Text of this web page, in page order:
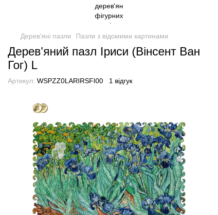
Дерев'яні пазли Пазли з відомими картинами
Дерев'яний пазл Іриси (Вінсент Ван
Гог) L
Артикул: WSPZZ0LARIRSFI00 1 відгук